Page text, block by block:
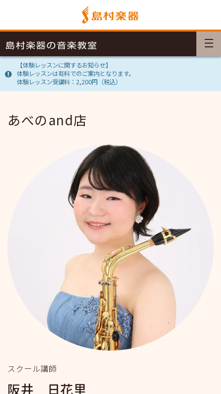
【体験レッスンに関するお知らせ】
体験レッスンは有料でのご案内となります。
体験レッスン受講料：2,200円（税込）
あべのand店
スクール講師
阪井 日花里